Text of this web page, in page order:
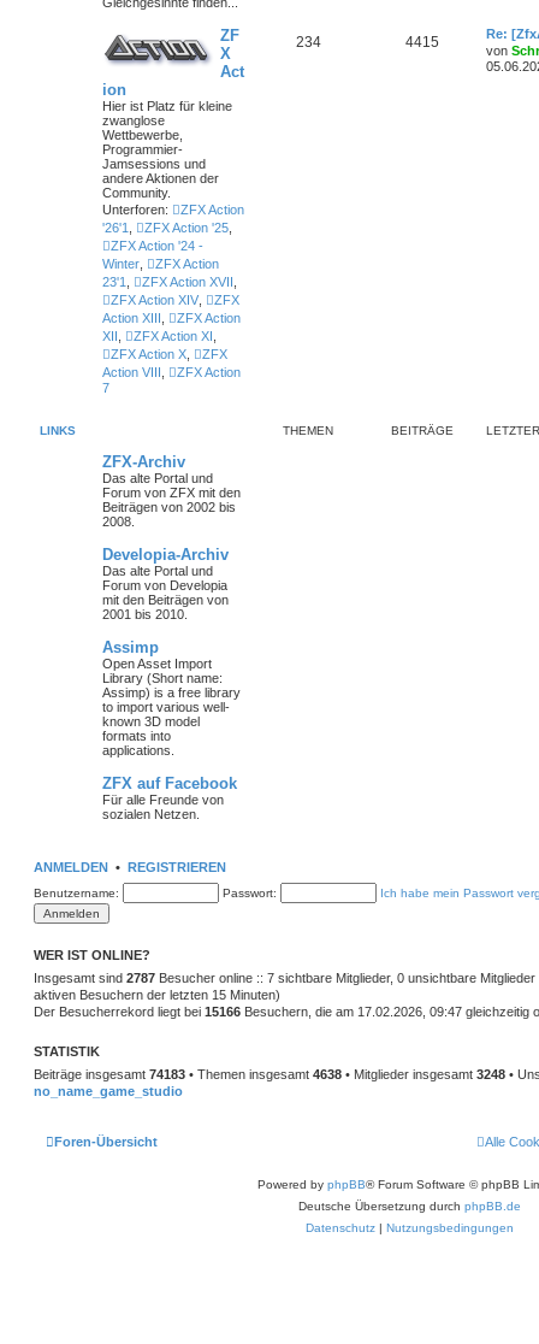
ZF
X
Act
ion
Hier ist Platz für kleine
zwanglose
Wettbewerbe,
Programmier-
Jamsessions und
andere Aktionen der
Community.
Unterforen:
ZFX Action
'26'1
ZFX Action '25
ZFX Action '24 -
Winter
ZFX Action
23'1
ZFX Action XVII
ZFX Action XIV
ZFX
Action XIII
ZFX Action
XII
ZFX Action XI
ZFX Action X
ZFX
Action VIII
ZFX Action
7
234 4415
Re:
von
LINKS THEMEN BEITRÄGE
ZFX-Archiv
Das alte Portal und
Forum von ZFX mit den
Beiträgen von 2002 bis
2008.
Developia-Archiv
Das alte Portal und
Forum von Developia
mit den Beiträgen von
2001 bis 2010.
Assimp
Open Asset Import
Library (Short name:
Assimp) is a free library
to import various well-
known 3D model
formats into
applications.
ZFX auf Facebook
Für alle Freunde von
sozialen Netzen.
ANMELDEN • REGISTRIEREN
Benutzername: Passwort: Ich habe mein Passwort
WER IST ONLINE?
Insgesamt sind 2787 Besucher online :: 7 sichtbare Mitglieder, 0 unsichtbare
aktiven Besuchern der letzten 15 Minuten)
Der Besucherrekord liegt bei 15166 Besuchern, die am 17.02.2026, 09:47 gleichzeitig
STATISTIK
Beiträge insgesamt 74183 • Themen insgesamt 4638 • Mitglieder insgesamt 3248 •
no_name_game_studio
Foren-Übersicht Alle
Powered by phpBB® Forum Software © phpBB
Deutsche Übersetzung durch phpBB.de
Datenschutz | Nutzungsbedingungen